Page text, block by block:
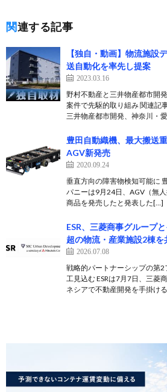
関連する記事
【独自・動画】物流施設
送自動化を率先し提案
2023.03.16
野村不動産と三井物産都市開
案件で先駆的取り組み 関連記
三井物産都市開発、神奈川・
豊田自動織機、最大搬送
AGV新発売
2020.09.24
垂直方向の障害物検知可能に
パニーは9月24日、AGV（無
商品を発売したと発表した[…]
ESR、三菱商事グループ
超の物流・産業施設2棟を
2026.07.08
戦略的パートナーシップの第
工見込む ESRは7月7日、三菱
ネシアで不動産開発を手掛け